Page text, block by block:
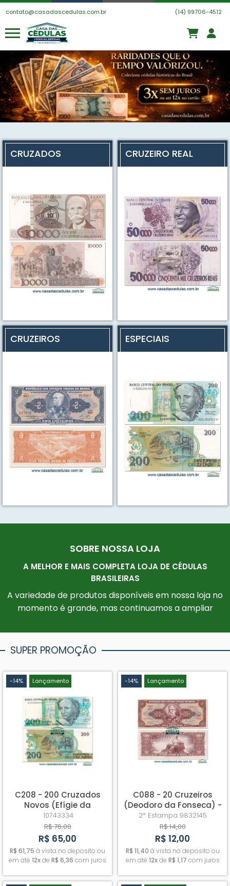
contato@casadascedulas.com.br (14) 99706-4512
CRUZADOS CRUZEIRO REAL
CRUZEIROS ESPECIAIS
SOBRE NOSSA LOJA
A MELHOR E MAIS COMPLETA LOJA DE CÉDULAS
BRASILEIRAS
A variedade de produtos disponíveis em nossa loja no
momento é grande, mas continuamos a ampliar
SUPER PROMOÇÃO
-14% Lançamento
C208 - 200 Cruzados
Novos (Efígie da
República) - Fe
10743334
R$ 76,00
R$ 65,00
R$ 61,75 à vista no deposito ou
em até 12xde R$ 6,36 com juros
-14% Lançamento
C088 - 20 Cruzeiros
(Deodoro da Fonseca) -
Sob/Fe (peq. mancha)
2ª Estampa 9832145
R$ 14,00
R$ 12,00
R$ 11,40 à vista no deposito ou
em até 12xde R$ 1,17 com juros